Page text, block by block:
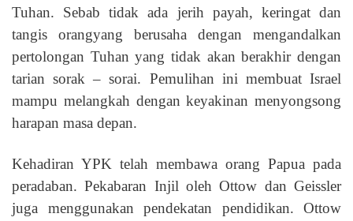
Tuhan. Sebab tidak ada jerih payah, keringat dan
tangis orangyang berusaha dengan mengandalkan
pertolongan Tuhan yang tidak akan berakhir dengan
tarian sorak – sorai. Pemulihan ini membuat Israel
mampu melangkah dengan keyakinan menyongsong
harapan masa depan.
Kehadiran YPK telah membawa orang Papua pada
peradaban. Pekabaran Injil oleh Ottow dan Geissler
juga menggunakan pendekatan pendidikan. Ottow